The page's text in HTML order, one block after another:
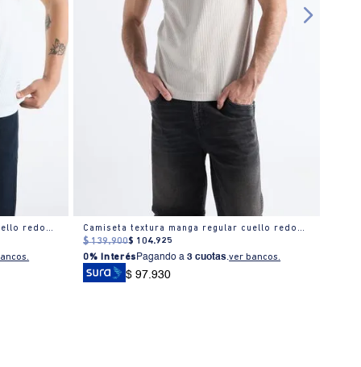
Camiseta textura manga regular cuello redondo para hombre Camiseta textura manga regular cuello redondo para hombre
$ 139.900$ 104.925
0% Interés Pagando a3 cuotas.ver bancos.
$ 97.930